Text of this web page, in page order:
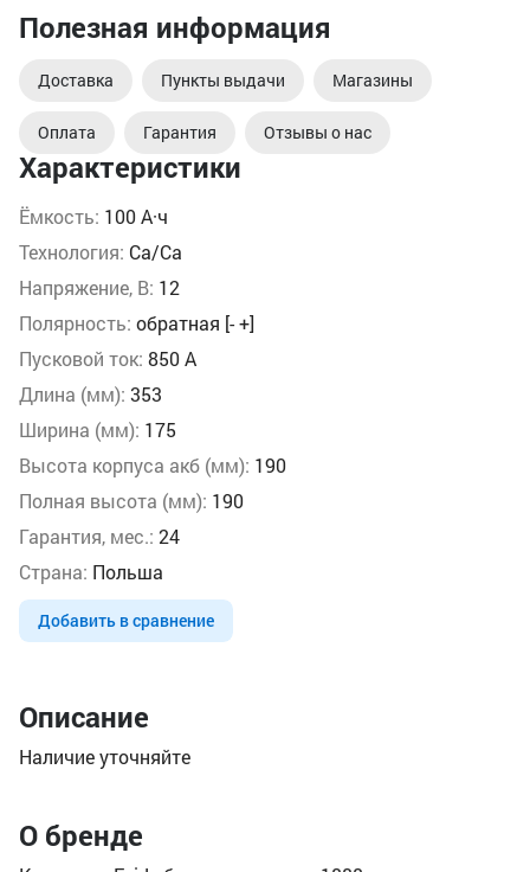
Характеристики
Ёмкость: 100 А·ч
Технология: Ca/Ca
Напряжение, В: 12
Полярность: обратная [- +]
Пусковой ток: 850 А
Длина (мм): 353
Ширина (мм): 175
Высота корпуса акб (мм): 190
Полная высота (мм): 190
Гарантия, мес.: 24
Страна: Польша
Добавить в сравнение
Полезная информация
Доставка Пункты выдачи Магазины
Оплата Гарантия Отзывы о нас
Описание
Наличие уточняйте
О бренде